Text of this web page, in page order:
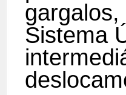
Sistema